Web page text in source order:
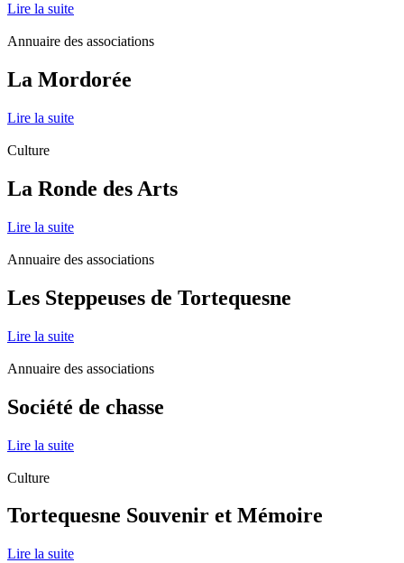
Lire la suite
Annuaire des associations
La Mordorée
Lire la suite
Culture
La Ronde des Arts
Lire la suite
Annuaire des associations
Les Steppeuses de Tortequesne
Lire la suite
Annuaire des associations
Société de chasse
Lire la suite
Culture
Tortequesne Souvenir et Mémoire
Lire la suite